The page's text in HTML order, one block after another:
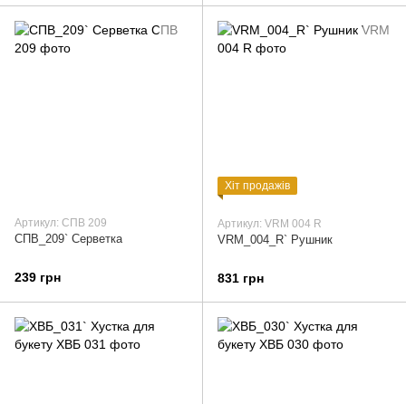
Артикул: СПВ 209
СПВ_209` Серветка
239 грн
Хіт продажів
Артикул: VRM 004 R
VRM_004_R` Рушник
831 грн